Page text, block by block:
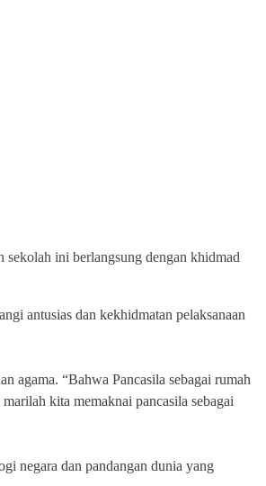
ini berlangsung dengan khidmad
antusias dan kekhidmatan pelaksanaan
agama. “Bahwa Pancasila sebagai rumah
kita memaknai pancasila sebagai
negara dan pandangan dunia yang